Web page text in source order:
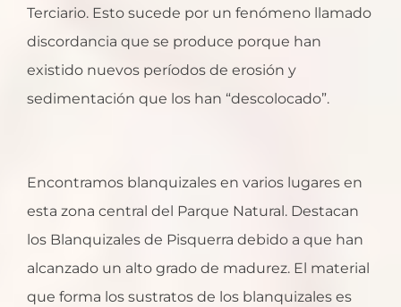
Terciario. Esto sucede por un fenómeno llamado
discordancia que se produce porque han
existido nuevos períodos de erosión y
sedimentación que los han “descolocado”.
Encontramos blanquizales en varios lugares en
esta zona central del Parque Natural. Destacan
los Blanquizales de Pisquerra debido a que han
alcanzado un alto grado de madurez. El material
que forma los sustratos de los blanquizales es